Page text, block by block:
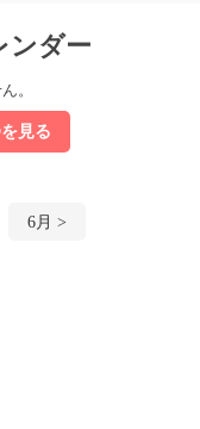
ンダー
。
見る
6月 >